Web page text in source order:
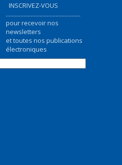
INSCRIVEZ-VOUS
...................................................
pour recevoir nos
newsletters
et toutes nos publications
électroniques